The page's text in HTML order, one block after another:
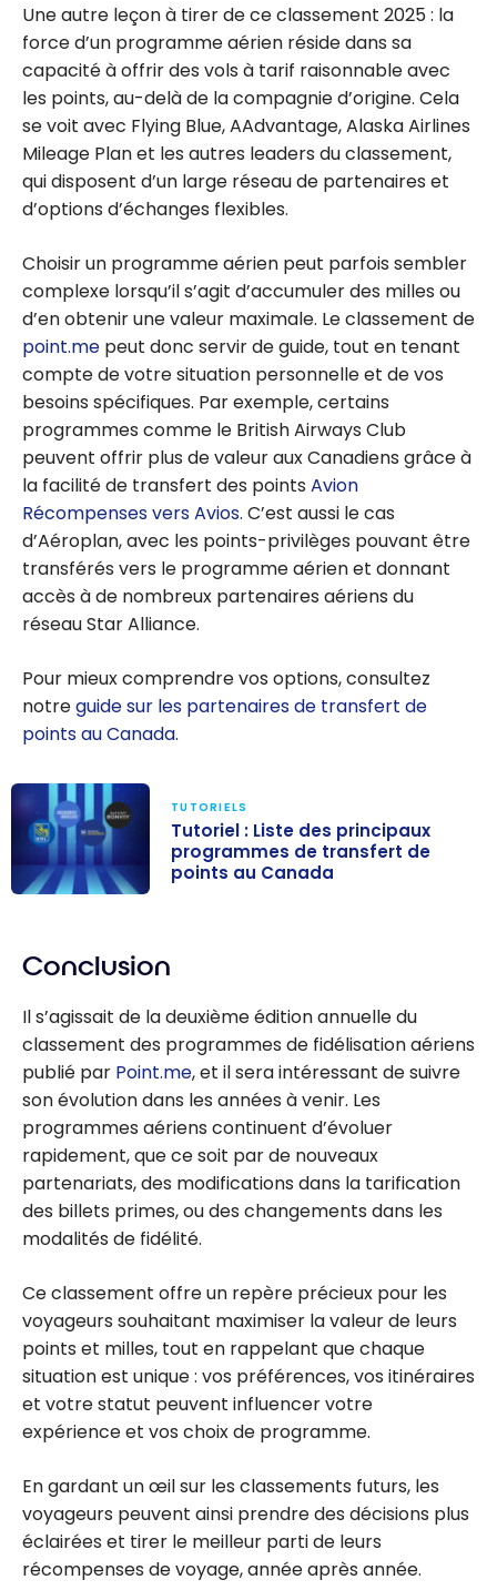
Une autre leçon à tirer de ce classement 2025 : la
force d’un programme aérien réside dans sa
capacité à offrir des vols à tarif raisonnable avec
les points, au-delà de la compagnie d’origine. Cela
se voit avec Flying Blue, AAdvantage, Alaska Airlines
Mileage Plan et les autres leaders du classement,
qui disposent d’un large réseau de partenaires et
d’options d’échanges flexibles.
Choisir un programme aérien peut parfois sembler
complexe lorsqu’il s’agit d’accumuler des milles ou
d’en obtenir une valeur maximale. Le classement de
point.me peut donc servir de guide, tout en tenant
compte de votre situation personnelle et de vos
besoins spécifiques. Par exemple, certains
programmes comme le British Airways Club
peuvent offrir plus de valeur aux Canadiens grâce à
la facilité de transfert des points Avion
Récompenses vers Avios. C’est aussi le cas
d’Aéroplan, avec les points-privilèges pouvant être
transférés vers le programme aérien et donnant
accès à de nombreux partenaires aériens du
réseau Star Alliance.
Pour mieux comprendre vos options, consultez
notreguide sur les partenaires de transfert de
points au Canada.
programmes
points au
Canada
TUTORIELS
Tutoriel : Liste des principaux
programmes de transfert de
points au Canada
Conclusion
Il s’agissait de la deuxième édition annuelle du
classement des programmes de fidélisation aériens
publié par Point.me, et il sera intéressant de suivre
son évolution dans les années à venir. Les
programmes aériens continuent d’évoluer
rapidement, que ce soit par de nouveaux
partenariats, des modifications dans la tarification
des billets primes, ou des changements dans les
modalités de fidélité.
Ce classement offre un repère précieux pour les
voyageurs souhaitant maximiser la valeur de leurs
points et milles, tout en rappelant que chaque
situation est unique : vos préférences, vos itinéraires
et votre statut peuvent influencer votre
expérience et vos choix de programme.
En gardant un œil sur les classements futurs, les
voyageurs peuvent ainsi prendre des décisions plus
éclairées et tirer le meilleur parti de leurs
récompenses de voyage, année après année.